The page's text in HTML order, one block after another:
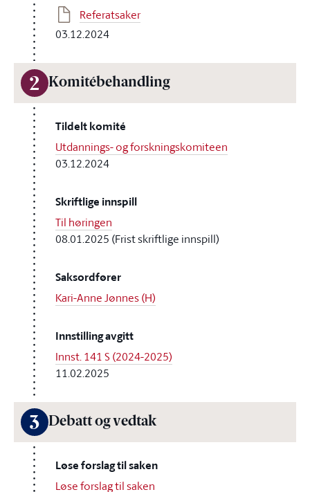
Referatsaker
03.12.2024
2 Komitébehandling
Tildelt komité
Utdannings- og forskningskomiteen
03.12.2024
Skriftlige innspill
Til høringen
08.01.2025 (Frist skriftlige innspill)
Saksordfører
Kari-Anne Jønnes (H)
Innstilling avgitt
Innst. 141 S (2024-2025)
11.02.2025
3 Debatt og vedtak
Løse forslag til saken
Løse forslag til saken